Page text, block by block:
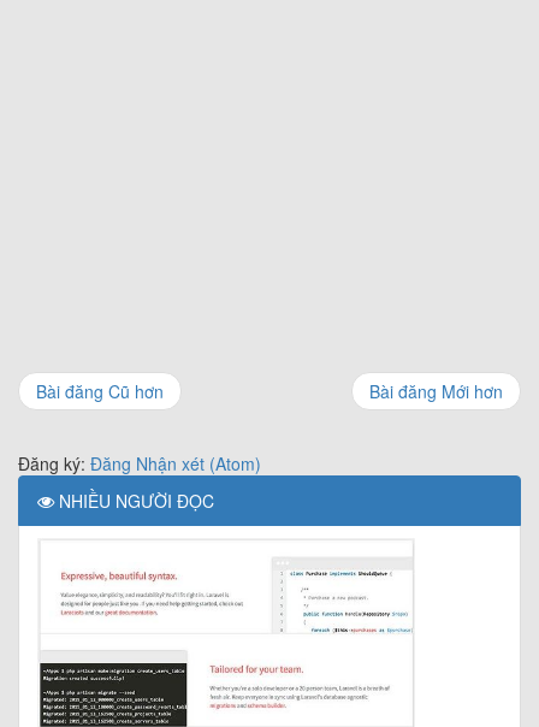
Bài đăng Mới hơn
Bài đăng Cũ hơn
Đăng ký: Đăng Nhận xét (Atom)
NHIỀU NGƯỜI ĐỌC